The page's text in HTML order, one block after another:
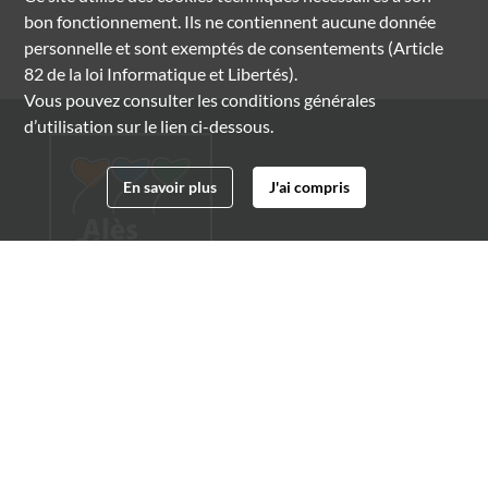
bon fonctionnement. Ils ne contiennent aucune donnée
personnelle et sont exemptés de consentements (Article
82 de la loi Informatique et Libertés).
Vous pouvez consulter les conditions générales
d’utilisation sur le lien ci-dessous.
En savoir plus J'ai compris